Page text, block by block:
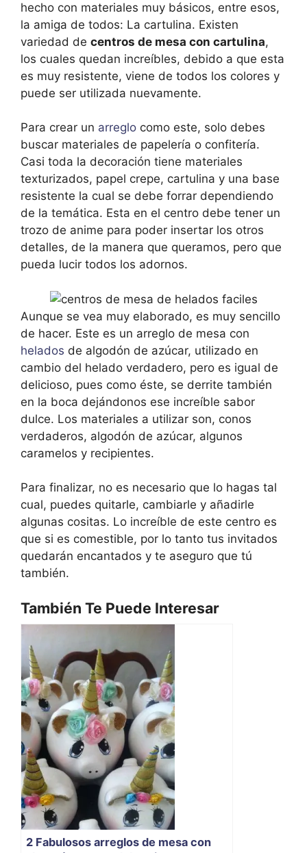
hecho con materiales muy básicos, entre esos,
la amiga de todos: La cartulina. Existen
variedad de centros de mesa con cartulina,
los cuales quedan increíbles, debido a que esta
es muy resistente, viene de todos los colores y
puede ser utilizada nuevamente.
Para crear un arreglo como este, solo debes
buscar materiales de papelería o confitería.
Casi toda la decoración tiene materiales
texturizados, papel crepe, cartulina y una base
resistente la cual se debe forrar dependiendo
de la temática. Esta en el centro debe tener un
trozo de anime para poder insertar los otros
detalles, de la manera que queramos, pero que
pueda lucir todos los adornos.
Aunque se vea muy elaborado, es muy sencillo
de hacer. Este es un arreglo de mesa con
helados de algodón de azúcar, utilizado en
cambio del helado verdadero, pero es igual de
delicioso, pues como éste, se derrite también
en la boca dejándonos ese increíble sabor
dulce. Los materiales a utilizar son, conos
verdaderos, algodón de azúcar, algunos
caramelos y recipientes.
Para finalizar, no es necesario que lo hagas tal
cual, puedes quitarle, cambiarle y añadirle
algunas cositas. Lo increíble de este centro es
que si es comestible, por lo tanto tus invitados
quedarán encantados y te aseguro que tú
también.
También Te Puede Interesar
2 Fabulosos arreglos de mesa con